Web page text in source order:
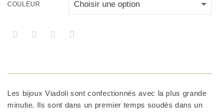
COULEUR
Les bijoux Viadoli sont confectionnés avec la plus grande
minutie. Ils sont dans un premier temps soudés dans un